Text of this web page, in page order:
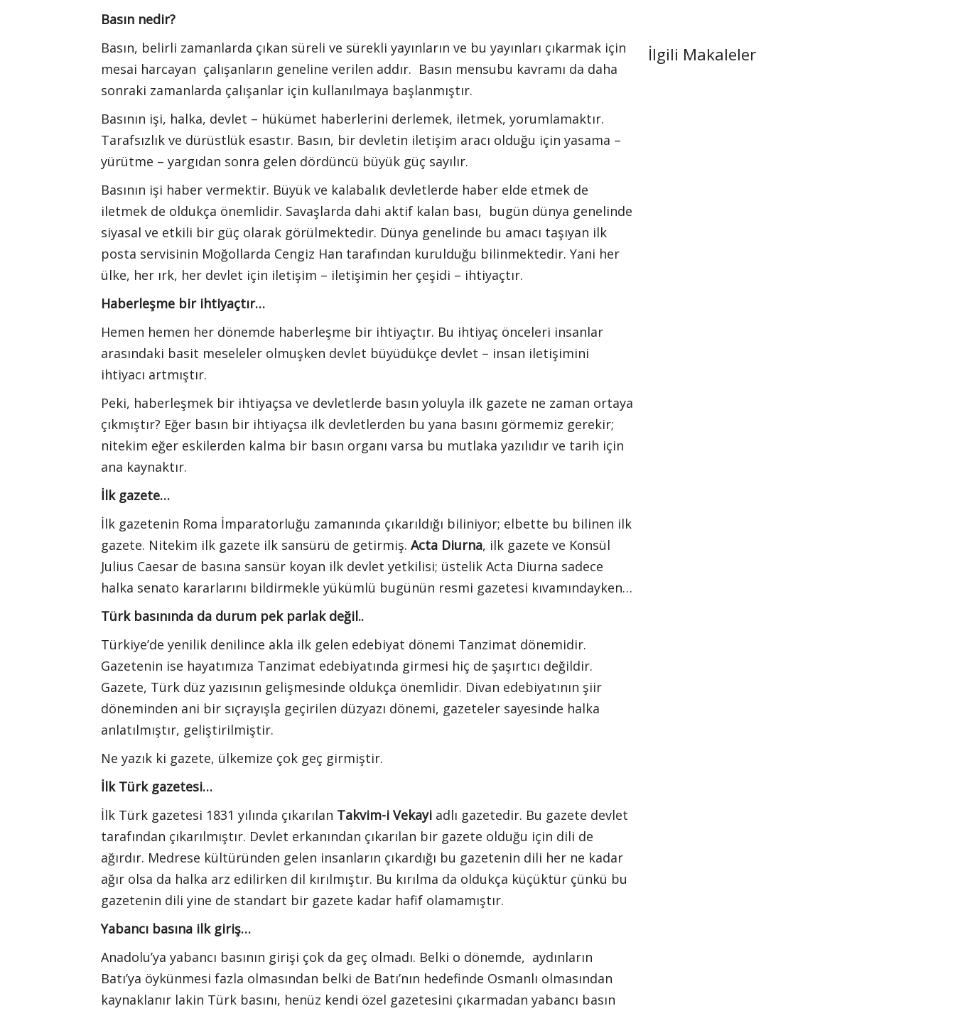
Basın nedir?
Basın, belirli zamanlarda çıkan süreli ve sürekli yayınların ve bu yayınları çıkarmak için
mesai harcayan çalışanların geneline verilen addır. Basın mensubu kavramı da daha
sonraki zamanlarda çalışanlar için kullanılmaya başlanmıştır.
Basının işi, halka, devlet – hükümet haberlerini derlemek, iletmek, yorumlamaktır.
Tarafsızlık ve dürüstlük esastır. Basın, bir devletin iletişim aracı olduğu için yasama –
yürütme – yargıdan sonra gelen dördüncü büyük güç sayılır.
Basının işi haber vermektir. Büyük ve kalabalık devletlerde haber elde etmek de
iletmek de oldukça önemlidir. Savaşlarda dahi aktif kalan bası, bugün dünya genelinde
siyasal ve etkili bir güç olarak görülmektedir. Dünya genelinde bu amacı taşıyan ilk
posta servisinin Moğollarda Cengiz Han tarafından kurulduğu bilinmektedir. Yani her
ülke, her ırk, her devlet için iletişim – iletişimin her çeşidi – ihtiyaçtır.
Haberleşme bir ihtiyaçtır…
Hemen hemen her dönemde haberleşme bir ihtiyaçtır. Bu ihtiyaç önceleri insanlar
arasındaki basit meseleler olmuşken devlet büyüdükçe devlet – insan iletişimini
ihtiyacı artmıştır.
Peki, haberleşmek bir ihtiyaçsa ve devletlerde basın yoluyla ilk gazete ne zaman ortaya
çıkmıştır? Eğer basın bir ihtiyaçsa ilk devletlerden bu yana basını görmemiz gerekir;
nitekim eğer eskilerden kalma bir basın organı varsa bu mutlaka yazılıdır ve tarih için
ana kaynaktır.
İlk gazete…
İlk gazetenin Roma İmparatorluğu zamanında çıkarıldığı biliniyor; elbette bu bilinen ilk
gazete. Nitekim ilk gazete ilk sansürü de getirmiş. Acta Diurna, ilk gazete ve Konsül
Julius Caesar de basına sansür koyan ilk devlet yetkilisi; üstelik Acta Diurna sadece
halka senato kararlarını bildirmekle yükümlü bugünün resmi gazetesi kıvamındayken…
Türk basınında da durum pek parlak değil..
Türkiye’de yenilik denilince akla ilk gelen edebiyat dönemi Tanzimat dönemidir.
Gazetenin ise hayatımıza Tanzimat edebiyatında girmesi hiç de şaşırtıcı değildir.
Gazete, Türk düz yazısının gelişmesinde oldukça önemlidir. Divan edebiyatının şiir
döneminden ani bir sıçrayışla geçirilen düzyazı dönemi, gazeteler sayesinde halka
anlatılmıştır, geliştirilmiştir.
Ne yazık ki gazete, ülkemize çok geç girmiştir.
İlk Türk gazetesi…
İlk Türk gazetesi 1831 yılında çıkarılan Takvim-i Vekayi adlı gazetedir. Bu gazete devlet
tarafından çıkarılmıştır. Devlet erkanından çıkarılan bir gazete olduğu için dili de
ağırdır. Medrese kültüründen gelen insanların çıkardığı bu gazetenin dili her ne kadar
ağır olsa da halka arz edilirken dil kırılmıştır. Bu kırılma da oldukça küçüktür çünkü bu
gazetenin dili yine de standart bir gazete kadar hafif olamamıştır.
Yabancı basına ilk giriş…
Anadolu’ya yabancı basının girişi çok da geç olmadı. Belki o dönemde, aydınların
Batı’ya öykünmesi fazla olmasından belki de Batı’nın hedefinde Osmanlı olmasından
kaynaklanır lakin Türk basını, henüz kendi özel gazetesini çıkarmadan yabancı basın
İlgili Makaleler